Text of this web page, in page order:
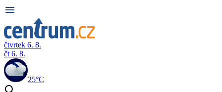
čtvrtek 6. 8.
čt 6. 8.
25°C